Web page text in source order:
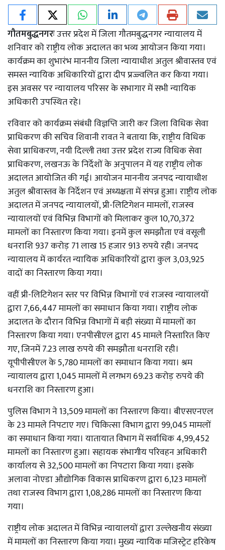
गौतमबुद्धनगरःउत्तर प्रदेश में जिला गौतमबुद्धनगर न्यायालय में
शनिवार को राष्ट्रीय लोक अदालत का भव्य आयोजन किया गया।
कार्यक्रम का शुभारंभ माननीय जिला न्यायाधीश अतुल श्रीवास्तव एवं
समस्त न्यायिक अधिकारियों द्वारा दीप प्रज्ज्वलित कर किया गया।
इस अवसर पर न्यायालय परिसर के सभागार में सभी न्यायिक
अधिकारी उपस्थित रहे।
रविवार को कार्यक्रम संबंधी विज्ञप्ति जारी कर जिला विधिक सेवा
प्राधिकरण की सचिव शिवानी रावत ने बताया कि, राष्ट्रीय विधिक
सेवा प्राधिकरण, नयी दिल्ली तथा उत्तर प्रदेश राज्य विधिक सेवा
प्राधिकरण, लखनऊ के निर्देशों के अनुपालन में यह राष्ट्रीय लोक
अदालत आयोजित की गई। आयोजन माननीय जनपद न्यायाधीश
अतुल श्रीवास्तव के निर्देशन एवं अध्यक्षता में संपन्न हुआ। राष्ट्रीय लोक
अदालत में जनपद न्यायालयों, प्री-लिटिगेशन मामलों, राजस्व
न्यायालयों एवं विभिन्न विभागों को मिलाकर कुल 10,70,372
मामलों का निस्तारण किया गया। इनमें कुल समझौता एवं वसूली
धनराशि 937 करोड़ 71 लाख 15 हजार 913 रुपये रही। जनपद
न्यायालय में कार्यरत न्यायिक अधिकारियों द्वारा कुल 3,03,925
वादों का निस्तारण किया गया।
वहीं प्री-लिटिगेशन स्तर पर विभिन्न विभागों एवं राजस्व न्यायालयों
द्वारा 7,66,447 मामलों का समाधान किया गया। राष्ट्रीय लोक
अदालत के दौरान विभिन्न विभागों में बड़ी संख्या में मामलों का
निस्तारण किया गया। एनपीसीएल द्वारा 45 मामले निस्तारित किए
गए, जिनमें 7.23 लाख रुपये की समझौता धनराशि रही।
यूपीपीसीएल के 5,780 मामलों का समाधान किया गया। श्रम
न्यायालय द्वारा 1,045 मामलों में लगभग 69.23 करोड़ रुपये की
धनराशि का निस्तारण हुआ।
पुलिस विभाग ने 13,509 मामलों का निस्तारण किया। बीएसएनएल
के 23 मामले निपटाए गए। चिकित्सा विभाग द्वारा 99,045 मामलों
का समाधान किया गया। यातायात विभाग में सर्वाधिक 4,99,452
मामलों का निस्तारण हुआ। सहायक संभागीय परिवहन अधिकारी
कार्यालय से 32,500 मामलों का निपटारा किया गया। इसके
अलावा नोएडा औद्योगिक विकास प्राधिकरण द्वारा 6,123 मामलों
तथा राजस्व विभाग द्वारा 1,08,286 मामलों का निस्तारण किया
गया।
राष्ट्रीय लोक अदालत में विभिन्न न्यायालयों द्वारा उल्लेखनीय संख्या
में मामलों का निस्तारण किया गया। मुख्य न्यायिक मजिस्ट्रेट हरिकेष